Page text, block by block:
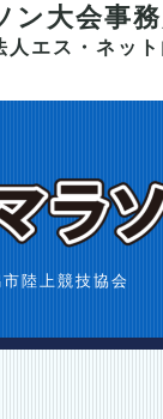
ン大会事
人エス・ネッ
陸上競技協会